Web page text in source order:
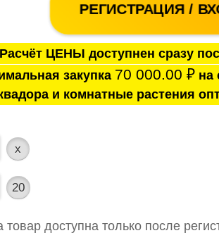
РЕГИСТРАЦИЯ /
Расчёт ЦЕНЫ доступнен сразу
закупка 70 000.00 ₽на
и комнатные растения
x
20
товар доступна только после